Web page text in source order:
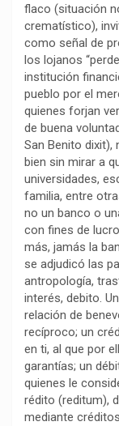
flaco (situación
crematístico),
como señal de
los lojanos
institución
pueblo por el
quienes forjan
de buena
San Benito dixit),
bien sin mirar a
universidades,
familia, entre
no un banco o
con fines de
más, jamás la
se adjudicó las
antropología,
interés, debito.
relación de
recíproco; un
en ti, al que por
garantías; un
quienes le
rédito (reditum),
mediante